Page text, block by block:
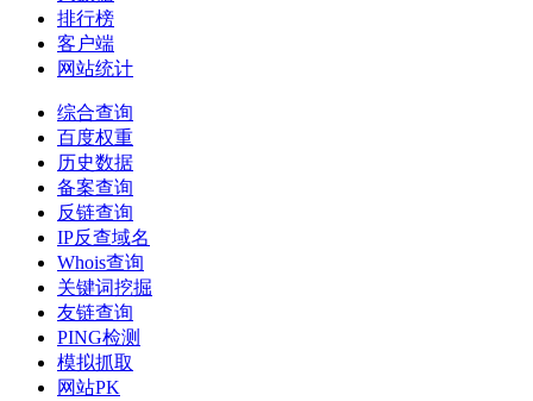
排行榜
客户端
网站统计
综合查询
百度权重
历史数据
备案查询
反链查询
IP反查域名
Whois查询
关键词挖掘
友链查询
PING检测
模拟抓取
网站PK